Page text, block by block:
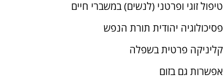
טיפול זוגי ופרטני (לנשים) במשברי חיים
פסיכולוגיה יהודית תורת הנפש
קליניקה פרטית בשפלה
אפשרות גם בזום